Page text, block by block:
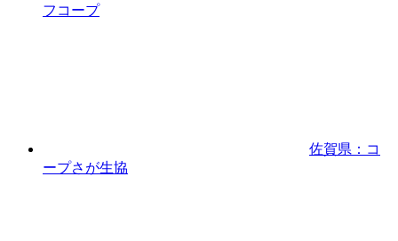
フコープ
佐賀県：コ
ープさが生協